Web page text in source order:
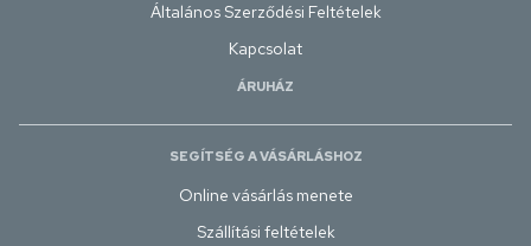
Általános Szerződési Feltételek
Kapcsolat
ÁRUHÁZ
SEGÍTSÉG A VÁSÁRLÁSHOZ
Online vásárlás menete
Szállítási feltételek